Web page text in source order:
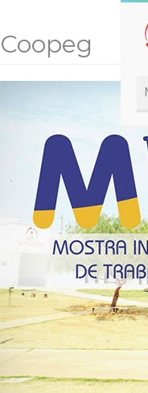
Coopeg